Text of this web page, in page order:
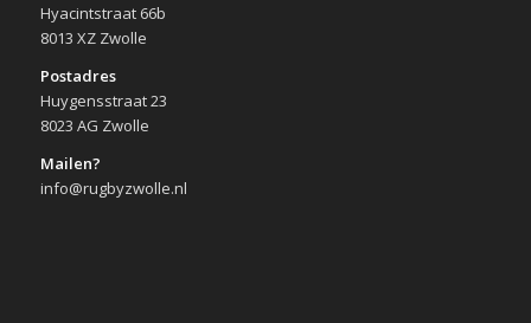
Hyacintstraat 66b
8013 XZ Zwolle
Postadres
Huygensstraat 23
8023 AG Zwolle
Mailen?
info@rugbyzwolle.nl